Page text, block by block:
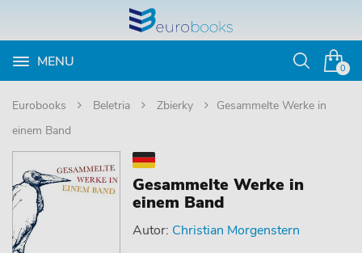
0
MENU
Otvoriť
Eurobooks Beletria Zbierky
Gesammelte Werke in
einem Band
Gesammelte Werke in
einem Band
Autor: Christian Morgenstern